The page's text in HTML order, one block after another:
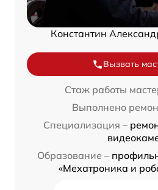
Константин
Вызвать
Стаж работы
Выполнено
Специализация –
Образование –
«Мехатроника и